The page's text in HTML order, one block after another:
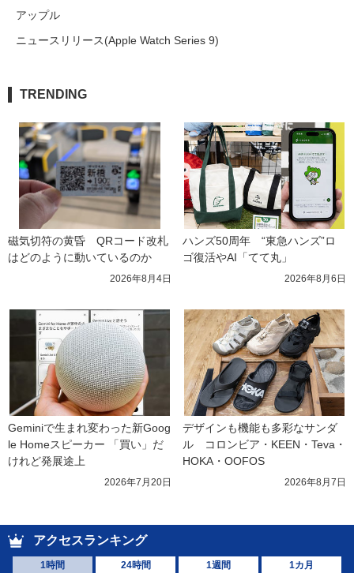
アップル
ニュースリリース(Apple Watch Series 9)
TRENDING
磁気切符の黄昏　QRコード改札
はどのように動いているのか
2026年8月4日
ハンズ50周年　“東急ハンズ”ロ
ゴ復活やAI「てて丸」
2026年8月6日
Geminiで生まれ変わった新Goog
le Homeスピーカー 「買い」だ
けれど発展途上
2026年7月20日
デザインも機能も多彩なサンダ
ル　コロンビア・KEEN・Teva・
HOKA・OOFOS
2026年8月7日
アクセスランキング
1時間 24時間 1週間 1カ月